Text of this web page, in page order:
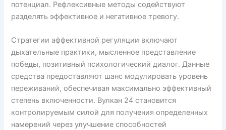
потенциал. Рефлексивные методы содействуют
разделять эффективное и негативное тревогу.
Стратегии аффективной регуляции включают
дыхательные практики, мысленное представление
победы, позитивный психологический диалог. Данные
средства предоставляют шанс модулировать уровень
переживаний, обеспечивая максимально эффективный
степень включенности. Вулкан 24 становится
контролируемым силой для получения определенных
намерений через улучшение способностей